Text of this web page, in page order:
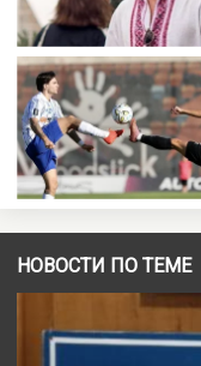
НОВОСТИ ПО ТЕМЕ